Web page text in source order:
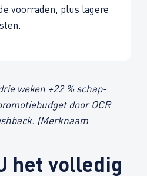
voorraden, plus lagere
weken +22 % schap­
door OCR
(Merknaam
het volledig